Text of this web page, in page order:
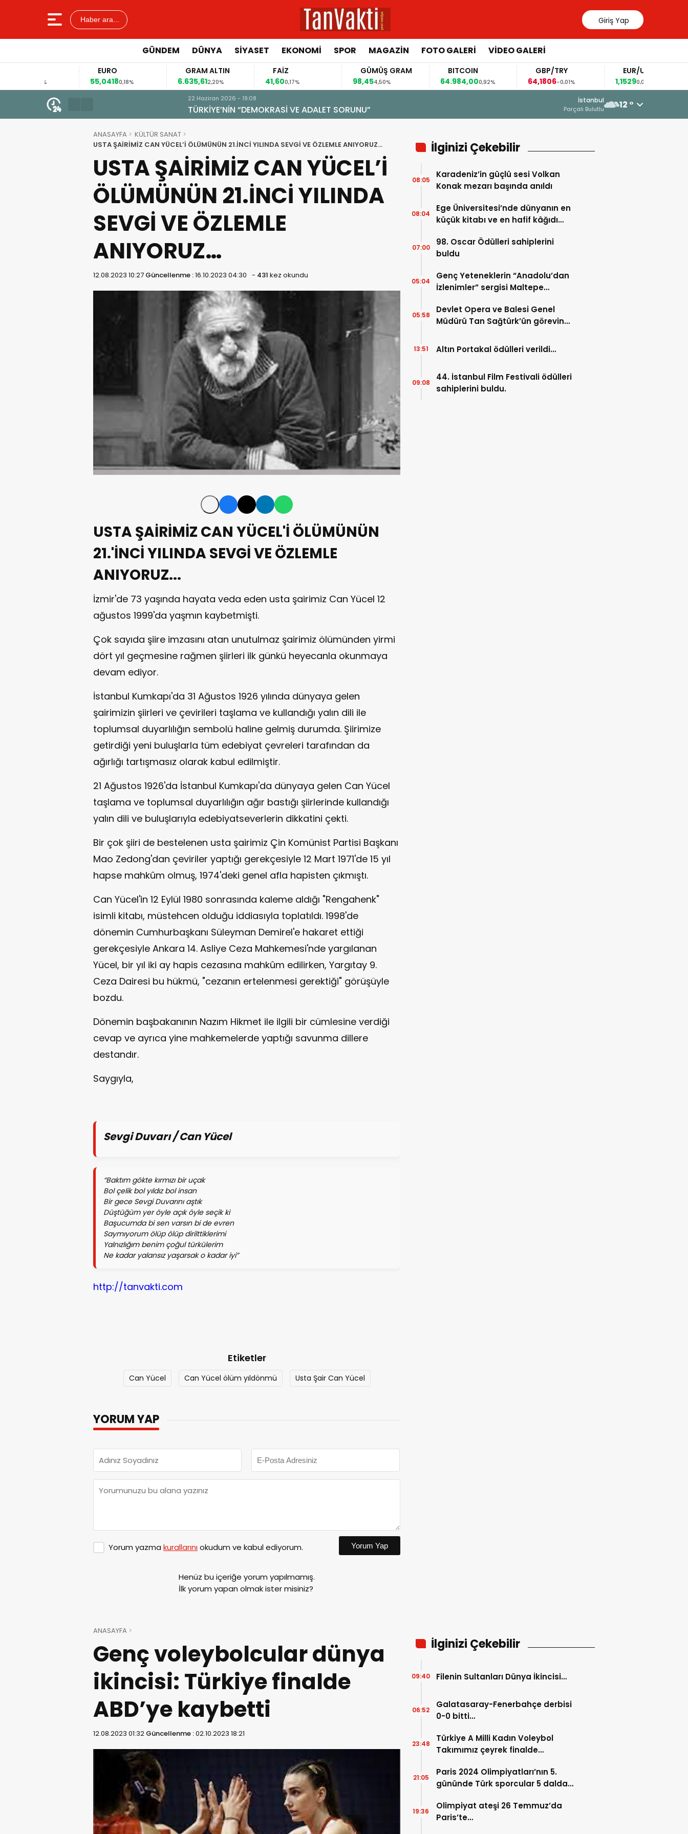
Haber ara... Giriş Yap
GÜNDEM DÜNYA SİYASET EKONOMİ SPOR MAGAZİN FOTO GALERİ VİDEO GALERİ
55,04180,18%
GRAM ALTIN
6.635,61 2,20% 0,17%
GÜMÜŞ GRAM
4,50%
BITCOIN
64.984,00
0,92%
GBP/TRY
64,1806-0,01%
EUR/USD
0,03%
TÜRKİYE’NİN “DEMOKRASİ VE ADALET SORUNU”
16 Haziran 2026 - 23:33
“DEVLET AKLI” ALDATMACASI
İstanbul
Parçalı Bulutlu 12 °
ANASAYFA
KÜLTÜR SANAT
USTA ŞAİRİMİZ CAN YÜCEL’İ ÖLÜMÜNÜN 21.İNCİ YILINDA SEVGİ VE ÖZLEMLE ANIYORUZ…
USTA ŞAİRİMİZ CAN YÜCEL’İ
ÖLÜMÜNÜN 21.İNCİ YILINDA
SEVGİ VE ÖZLEMLE
ANIYORUZ…
12.08.2023 10:27 Güncellenme :16.10.2023 04:30 - 431 kez okundu
USTA ŞAİRİMİZ CAN YÜCEL'İ ÖLÜMÜNÜN
21.'İNCİ YILINDA SEVGİ VE ÖZLEMLE
ANIYORUZ...
İzmir'de 73 yaşında hayata veda eden usta şairimiz Can Yücel 12
ağustos 1999'da yaşmın kaybetmişti.
Çok sayıda şiire imzasını atan unutulmaz şairimiz ölümünden yirmi
dört yıl geçmesine rağmen şiirleri ilk günkü heyecanla okunmaya
devam ediyor.
İstanbul Kumkapı'da 31 Ağustos 1926 yılında dünyaya gelen
şairimizin şiirleri ve çevirileri taşlama ve kullandığı yalın dili ile
toplumsal duyarlılığın sembolü haline gelmiş durumda. Şiirimize
getirdiği yeni buluşlarla tüm edebiyat çevreleri tarafından da
ağırlığı tartışmasız olarak kabul edilmiştir.
21 Ağustos 1926'da İstanbul Kumkapı'da dünyaya gelen Can Yücel
taşlama ve toplumsal duyarlılığın ağır bastığı şiirlerinde kullandığı
yalın dili ve buluşlarıyla edebiyatseverlerin dikkatini çekti.
Bir çok şiiri de bestelenen usta şairimiz Çin Komünist Partisi Başkanı
Mao Zedong'dan çeviriler yaptığı gerekçesiyle 12 Mart 1971'de 15 yıl
hapse mahkûm olmuş, 1974'deki genel afla hapisten çıkmıştı.
Can Yücel'in 12 Eylül 1980 sonrasında kaleme aldığı "Rengahenk"
isimli kitabı, müstehcen olduğu iddiasıyla toplatıldı. 1998'de
dönemin Cumhurbaşkanı Süleyman Demirel'e hakaret ettiği
gerekçesiyle Ankara 14. Asliye Ceza Mahkemesi'nde yargılanan
Yücel, bir yıl iki ay hapis cezasına mahkûm edilirken, Yargıtay 9.
Ceza Dairesi bu hükmü, "cezanın ertelenmesi gerektiği" görüşüyle
bozdu.
Dönemin başbakanının Nazım Hikmet ile ilgili bir cümlesine verdiği
cevap ve ayrıca yine mahkemelerde yaptığı savunma dillere
destandır.
Saygıyla,
Sevgi Duvarı / Can Yücel
“Baktım gökte kırmızı bir uçak
Bol çelik bol yıldız bol insan
Bir gece Sevgi Duvarını aştık
Düştüğüm yer öyle açık öyle seçik ki
Başucumda bi sen varsın bi de evren
Saymıyorum ölüp ölüp dirilttiklerimi
Yalnızlığım benim çoğul türkülerim
Ne kadar yalansız yaşarsak o kadar iyi”
http://tanvakti.com
Etiketler
Can Yücel Can Yücel ölüm yıldönmü Usta Şair Can Yücel
YORUM YAP
Yorum yazma kurallarınıokudum ve kabul ediyorum. Yorum Yap
Henüz bu içeriğe yorum yapılmamış.
İlk yorum yapan olmak ister misiniz?
İlginizi Çekebilir
Karadeniz’in güçlü sesi Volkan
Konak mezarı başında anıldı
08:05
Ege Üniversitesi’nde dünyanın en
küçük kitabı ve en hafif kâğıdı
08:04
98. Oscar Ödülleri sahiplerini
buldu
07:00
Genç Yeteneklerin “Anadolu’dan
İzlenimler” sergisi Maltepe
05:04
Devlet Opera ve Balesi Genel
Müdürü Tan Sağtürk’ün görevine
05:58
Altın Portakal ödülleri verildi…
13:51
44. İstanbul Film Festivali ödülleri
sahiplerini buldu.
09:08
ANASAYFA
Genç voleybolcular dünya
ikincisi: Türkiye finalde
ABD’ye kaybetti
12.08.2023 01:32 Güncellenme :02.10.2023 18:21
İlginizi Çekebilir
Filenin Sultanları Dünya İkincisi…
09:40
Galatasaray-Fenerbahçe derbisi
0-0 bitti…
06:52
Türkiye A Milli Kadın Voleybol
Takımımız çeyrek finalde…
23:48
Paris 2024 Olimpiyatları’nın 5.
gününde Türk sporcular 5 dalda
21:05
Olimpiyat ateşi 26 Temmuz’da
Paris’te…
19:36